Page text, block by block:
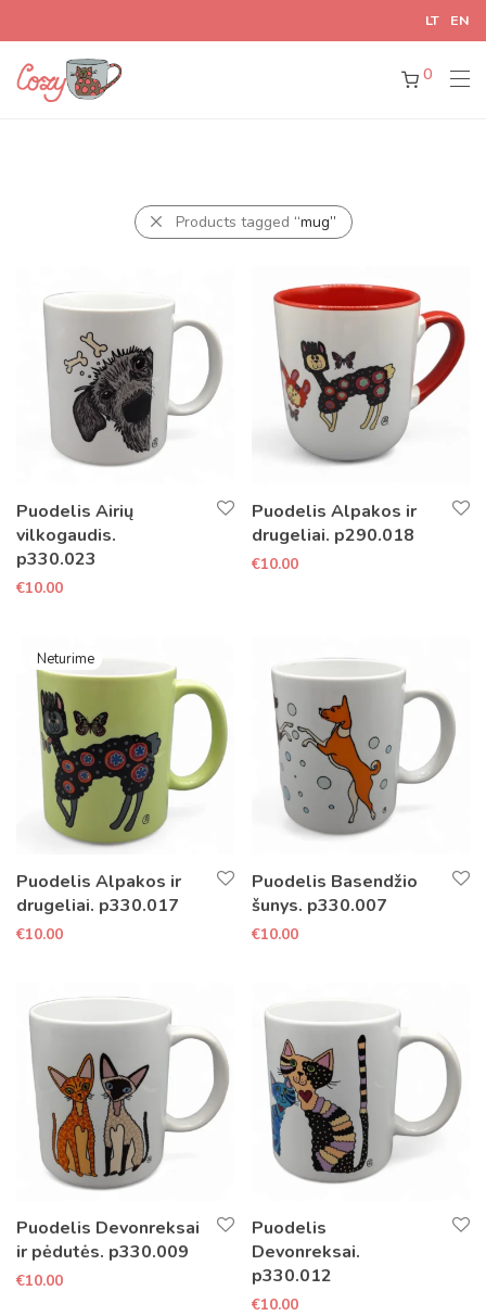
EN
LT
0
Products tagged “mug”
Puodelis Airių
vilkogaudis.
p330.023
€10.00
Puodelis Alpakos ir
drugeliai. p290.018
€10.00
Puodelis Alpakos ir
drugeliai. p330.017
€10.00
Puodelis Basendžio
šunys. p330.007
€10.00
Puodelis Devonreksai
ir pėdutės. p330.009
€10.00
Puodelis
Devonreksai.
p330.012
€10.00